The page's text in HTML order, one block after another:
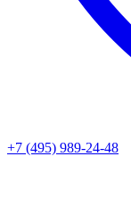
+7 (495) 989-24-48